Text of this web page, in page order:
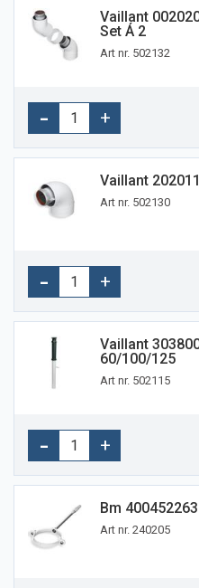
Vaillant
Set Á 2
Art nr. 502132
Vaillant
Art nr. 502130
Vaillant
60/100/125
Art nr. 502115
Bm
Art nr. 240205